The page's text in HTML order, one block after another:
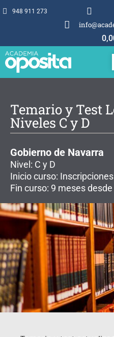
948 911 273
Temario y Test
Niveles C y D
Gobierno de Navarra
Nivel: C y D
Inicio curso:
Fin curso: 9 meses